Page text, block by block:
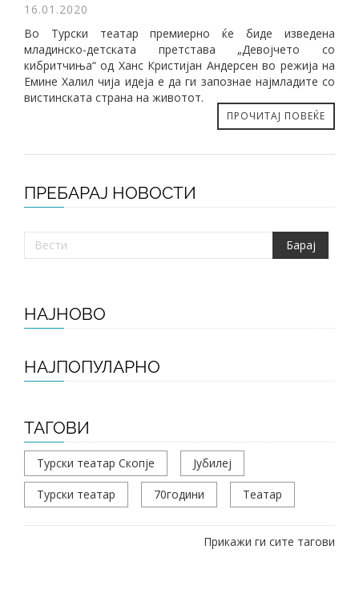
16.01.2020
Во Турски театар премиерно ќе биде изведена
младинско-детската претстава „Девојчето со
кибритчиња“ од Ханс Кристијан Андерсен во режија на
Емине Халил чија идеја е да ги запознае најмладите со
вистинската страна на животот.
ПРОЧИТАЈ ПОВЕЌЕ
ПРЕБАРАЈ НОВОСТИ
НАЈНОВО
НАЈПОПУЛАРНО
ТАГОВИ
Турски театар Скопје Јубилеј
Турски театар 70години Театар
Прикажи ги сите тагови